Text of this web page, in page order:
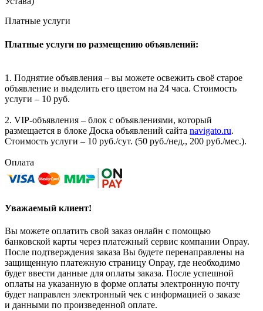
Платные услуги
Платные услуги по размещению объявлений:
1. Поднятие объявления – вы можете освежить своё старое
объявление и выделить его цветом на 24 часа. Стоимость
услуги – 10 руб.
2. VIP-объявления – блок с объявлениями, который
размещается в блоке Доска объявлений сайта navigato.ru.
Стоимость услуги – 10 руб./сут. (50 руб./нед., 200 руб./мес.).
Оплата
Уважаемый клиент!
Вы можете оплатить свой заказ онлайн с помощью
банковской карты через платежный сервис компании Onpay.
После подтверждения заказа Вы будете перенаправлены на
защищенную платежную страницу Onpay, где необходимо
будет ввести данные для оплаты заказа. После успешной
оплаты на указанную в форме оплаты электронную почту
будет направлен электронный чек с информацией о заказе
и данными по произведенной оплате.